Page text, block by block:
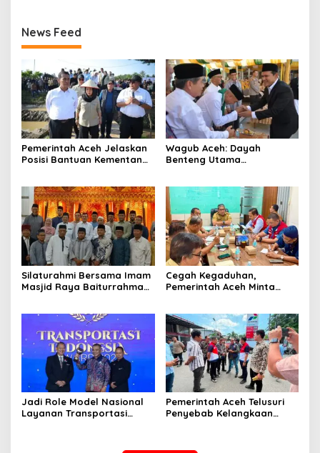
News Feed
Pemerintah Aceh Jelaskan
Posisi Bantuan Kementan
‎Wagub Aceh: Dayah
Benteng Utama
‎Silaturahmi Bersama Imam
Masjid Raya Baiturrahman,
Cegah Kegaduhan,
Pemerintah Aceh Minta
Jadi Role Model Nasional
Layanan Transportasi
Pemerintah Aceh Telusuri
Penyebab Kelangkaan